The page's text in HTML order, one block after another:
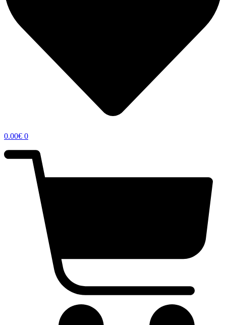
0.00€ 0